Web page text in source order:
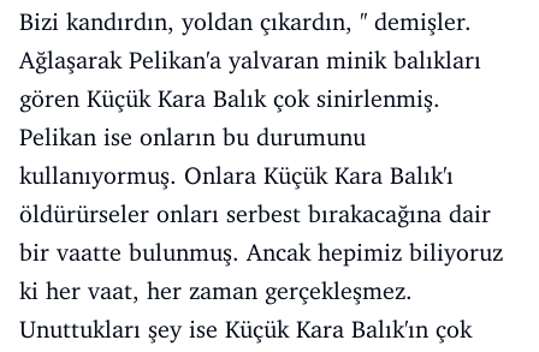
Bizi kandırdın, yoldan çıkardın, '' demişler.
Ağlaşarak Pelikan'a yalvaran minik balıkları
gören Küçük Kara Balık çok sinirlenmiş.
Pelikan ise onların bu durumunu
kullanıyormuş. Onlara Küçük Kara Balık'ı
öldürürseler onları serbest bırakacağına dair
bir vaatte bulunmuş. Ancak hepimiz biliyoruz
ki her vaat, her zaman gerçekleşmez.
Unuttukları şey ise Küçük Kara Balık'ın çok